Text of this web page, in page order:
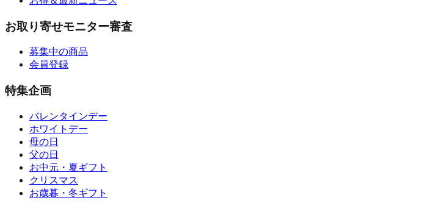
お取り寄せモニター審査
募集中の商品
会員登録
特集企画
バレンタインデー
ホワイトデー
母の日
父の日
お中元・夏ギフト
クリスマス
お歳暮・冬ギフト